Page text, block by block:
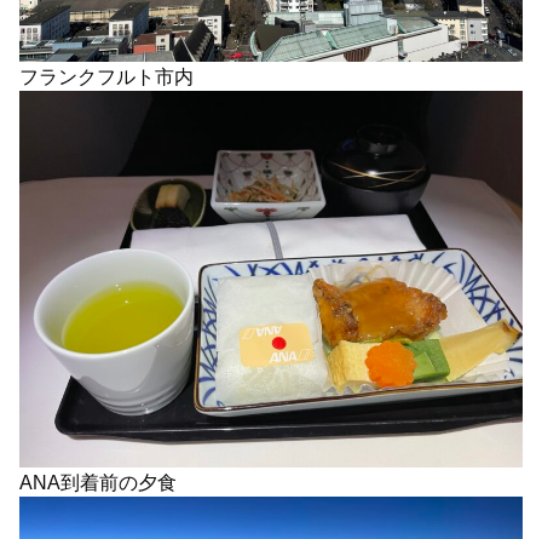
フランクフルト市内
ANA到着前の夕食